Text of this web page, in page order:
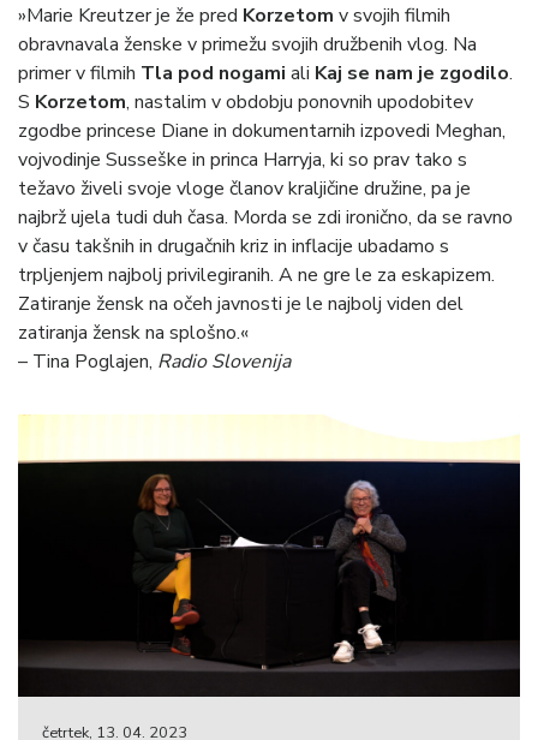
»Marie Kreutzer je že pred Korzetom v svojih filmih
obravnavala ženske v primežu svojih družbenih vlog. Na
primer v filmih Tla pod nogami ali Kaj se nam je zgodilo.
S Korzetom, nastalim v obdobju ponovnih upodobitev
zgodbe princese Diane in dokumentarnih izpovedi Meghan,
vojvodinje Susseške in princa Harryja, ki so prav tako s
težavo živeli svoje vloge članov kraljičine družine, pa je
najbrž ujela tudi duh časa. Morda se zdi ironično, da se ravno
v času takšnih in drugačnih kriz in inflacije ubadamo s
trpljenjem najbolj privilegiranih. A ne gre le za eskapizem.
Zatiranje žensk na očeh javnosti je le najbolj viden del
zatiranja žensk na splošno.«
– Tina Poglajen, Radio Slovenija
četrtek, 13. 04. 2023